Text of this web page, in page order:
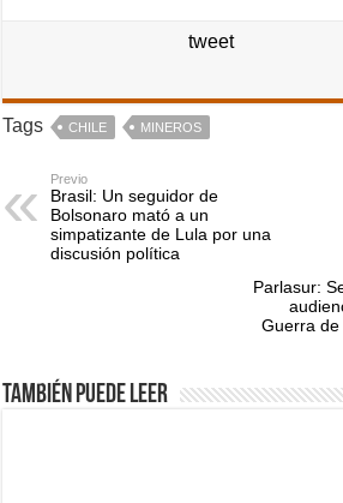
tweet
Tags CHILE MINEROS
Previo
Brasil: Un seguidor de
Bolsonaro mató a un
simpatizante de Lula por una
discusión política
Parlasur:
Guerra de
También puede leer